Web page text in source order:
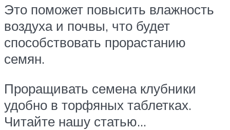
Это поможет повысить влажность
воздуха и почвы, что будет
способствовать прорастанию
семян.
Проращивать семена клубники
удобно в торфяных таблетках.
Читайте нашу статью…